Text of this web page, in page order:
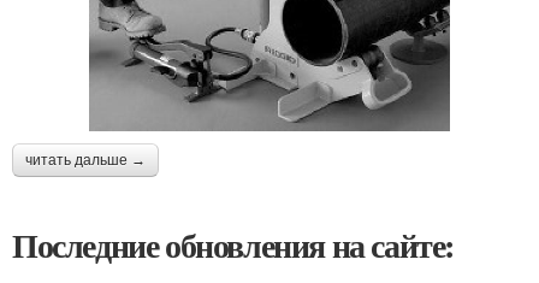
читать дальше →
Последние обновления на сайте: